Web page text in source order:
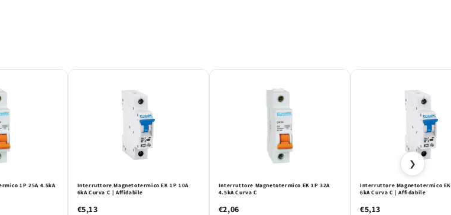
1P 25A 4.5kA
Interruttore Magnetotermico EK 1P 10A
6kA Curva C | Affidabile
€5,13
Interruttore Magnetotermico EK 1P 32A
4.5kA Curva C
€2,06
Interruttore Magnetotermico EK
6kA Curva C | Affidabile
€5,13
❯